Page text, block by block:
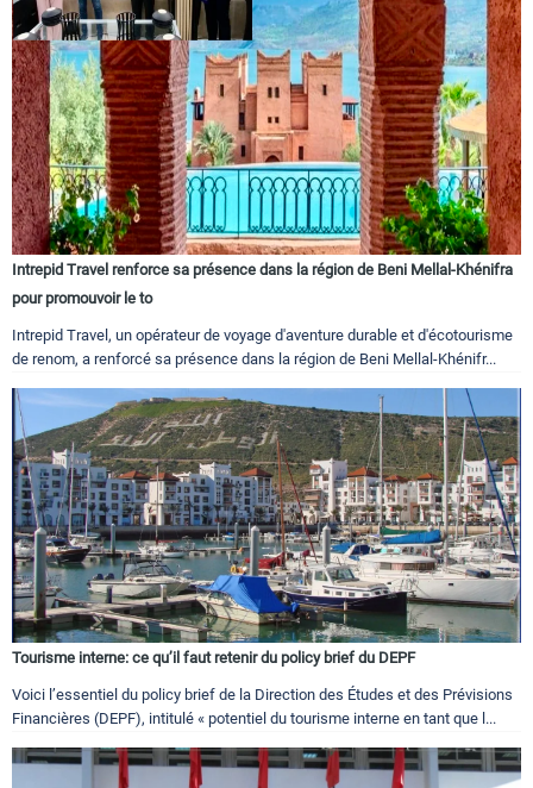
Intrepid Travel renforce sa présence dans la région de Beni Mellal-Khénifra
pour promouvoir le to
Intrepid Travel, un opérateur de voyage d'aventure durable et d'écotourisme
de renom, a renforcé sa présence dans la région de Beni Mellal-Khénifr...
Tourisme interne: ce qu’il faut retenir du policy brief du DEPF
Voici l’essentiel du policy brief de la Direction des Études et des Prévisions
Financières (DEPF), intitulé « potentiel du tourisme interne en tant que l...